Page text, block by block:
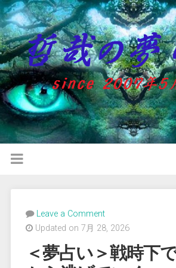
Leave a Comment
Updated on 7月 28, 2026
＜夢占い＞戦時下